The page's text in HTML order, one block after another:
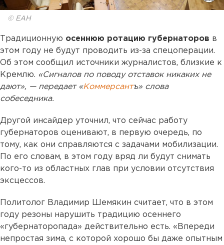
© ЕАН
Традиционную осеннюю ротацию губернаторов в
этом году не будут проводить из-за спецоперации.
Об этом сообщил источники журналистов, близкие к
Кремлю. «Сигналов по поводу отставок никаких не
дают», — передает «Коммерсантъ» слова
собеседника.
Другой инсайдер уточнил, что сейчас работу
губернаторов оценивают, в первую очередь, по
тому, как они справляются с задачами мобилизации.
По его словам, в этом году вряд ли будут снимать
кого-то из областных глав при условии отсутствия
эксцессов.
Политолог Владимир Шемякин считает, что в этом
году резоны нарушить традицию осеннего
«губернаторопада» действительно есть. «Впереди
непростая зима, с которой хорошо бы даже опытным